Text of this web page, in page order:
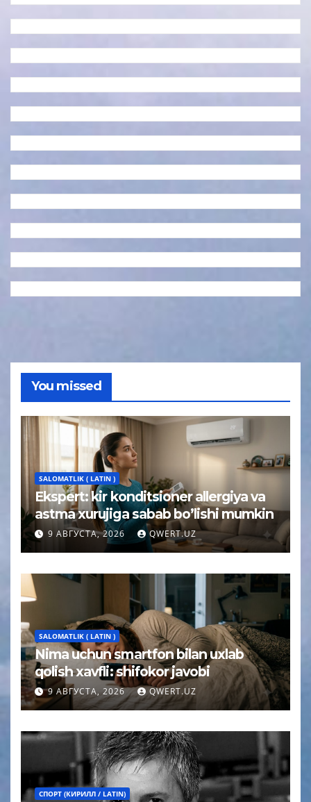
You missed
SALOMATLIK ( LATIN )
Ekspert: kir konditsioner allergiya va
astma xurujiga sabab bo’lishi mumkin
9 АВГУСТА, 2026 QWERT.UZ
SALOMATLIK ( LATIN )
Nima uchun smartfon bilan uxlab
qolish xavfli: shifokor javobi
9 АВГУСТА, 2026 QWERT.UZ
СПОРТ (КИРИЛЛ / LATIN)